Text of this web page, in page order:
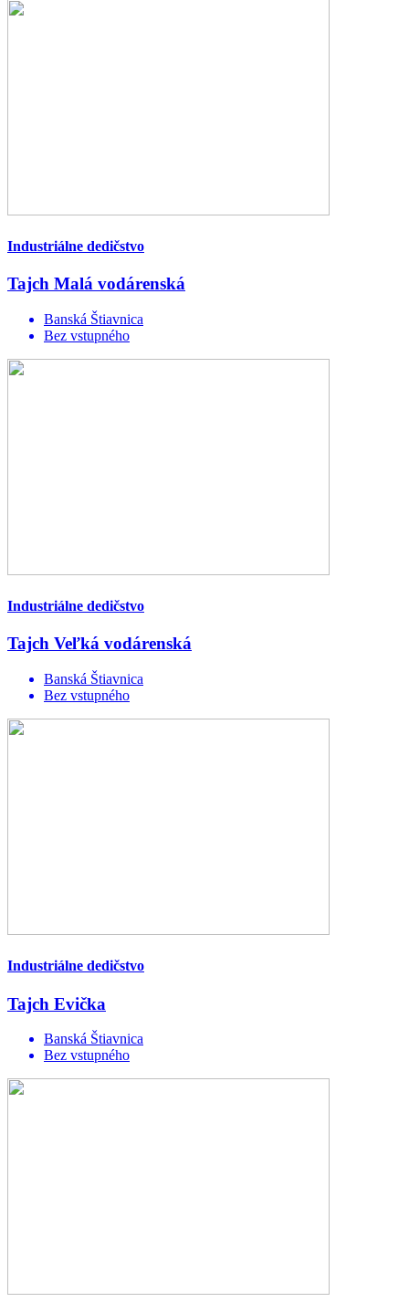
Industriálne dedičstvo
Tajch Malá vodárenská
Banská Štiavnica
Bez vstupného
Industriálne dedičstvo
Tajch Veľká vodárenská
Banská Štiavnica
Bez vstupného
Industriálne dedičstvo
Tajch Evička
Banská Štiavnica
Bez vstupného